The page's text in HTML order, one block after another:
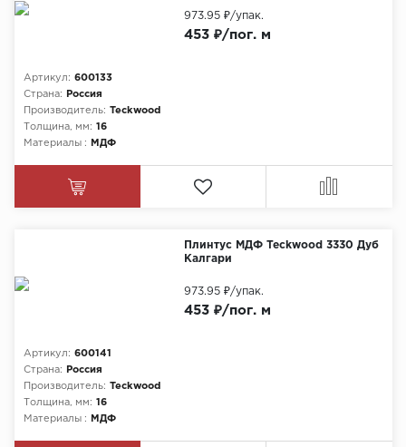
Артикул: 600133
Страна:
Россия
Производитель: Teckwood
Толщина, мм: 16
Материалы :
МДФ
453 ₽/пог. м
973.95 ₽/упак.
Плинтус МДФ Teckwood 3330 Дуб
Калгари
Артикул: 600141
Страна:
Россия
Производитель: Teckwood
Толщина, мм: 16
Материалы :
МДФ
453 ₽/пог. м
973.95 ₽/упак.